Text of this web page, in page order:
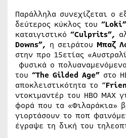
Παράλληλα συνεχίζεται ο
δεύτερος κύκλος του
καταιγιστικό “Culprits”,
Downs”, η σειράτου Μπαζ
στην προ 15ετίας
φυσικά ο
του “The Gilded Age” στο
αποκλειστικότητα το “
ντοκιμαντέρ του ΗΒΟ ΜΑΧ
φορά που τα «Φιλαράκια»
γιορτάσουν το ποπ
έγραψε τη δική του